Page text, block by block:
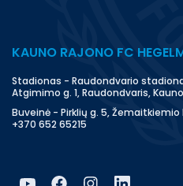
KAUNO RAJONO FC
Stadionas - Raudondvario
Atgimimo g. 1, Raudondvaris,
Buveinė - Pirklių g. 5, Žemaitkiemio
+370 652 65215